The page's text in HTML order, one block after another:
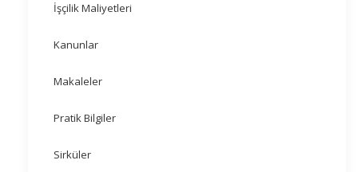
İşçilik Maliyetleri
Kanunlar
Makaleler
Pratik Bilgiler
Sirküler